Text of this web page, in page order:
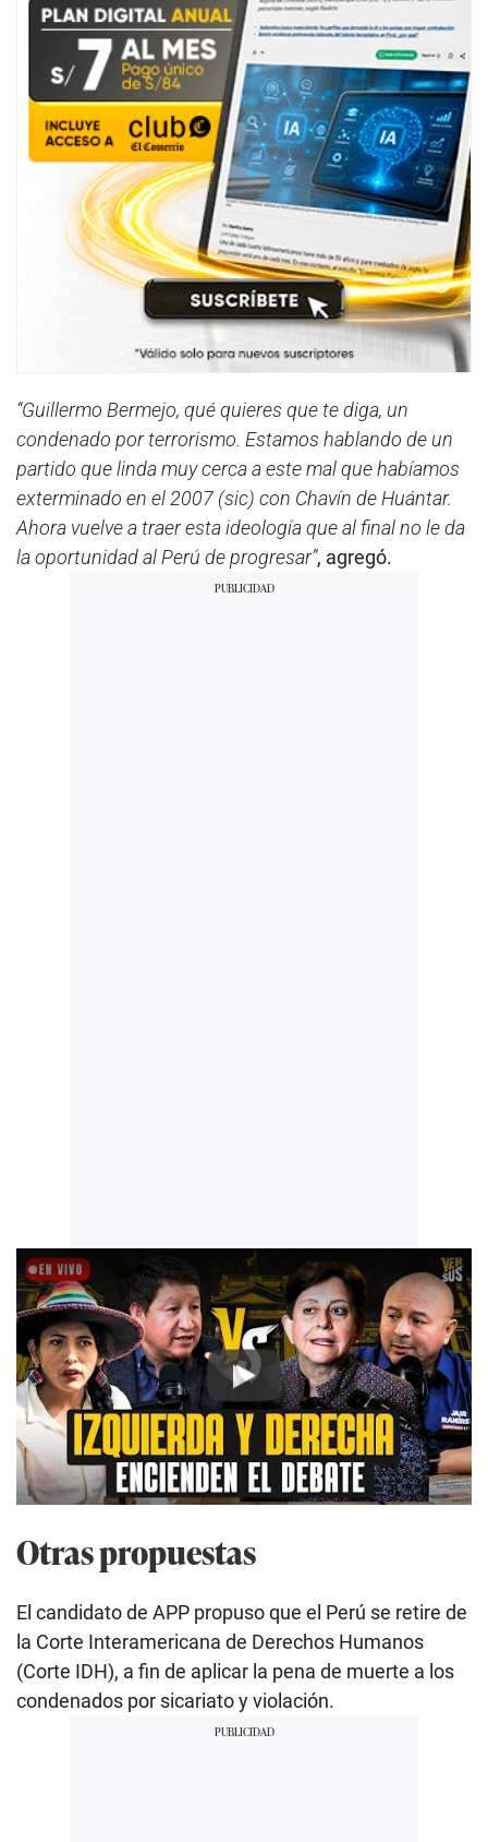
“Guillermo Bermejo, qué quieres que te diga, un
condenado por terrorismo. Estamos hablando de un
partido que linda muy cerca a este mal que habíamos
exterminado en el 2007 (sic) con Chavín de Huántar.
Ahora vuelve a traer esta ideología que al final no le da
la oportunidad al Perú de progresar”, agregó.
Play
Otras propuestas
El candidato de APP propuso que el Perú se retire de
la Corte Interamericana de Derechos Humanos
(Corte IDH), a fin de aplicar la pena de muerte a los
condenados por sicariato y violación.